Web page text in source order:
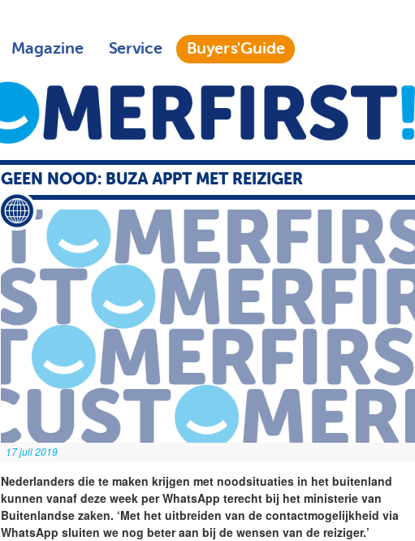
Magazine Service Buyers'Guide
GEEN NOOD: BUZA APPT MET REIZIGER
17 juli 2019
Nederlanders die te maken krijgen met noodsituaties in het buitenland
kunnen vanaf deze week per WhatsApp terecht bij het ministerie van
Buitenlandse zaken. ‘Met het uitbreiden van de contactmogelijkheid via
WhatsApp sluiten we nog beter aan bij de wensen van de reiziger.’